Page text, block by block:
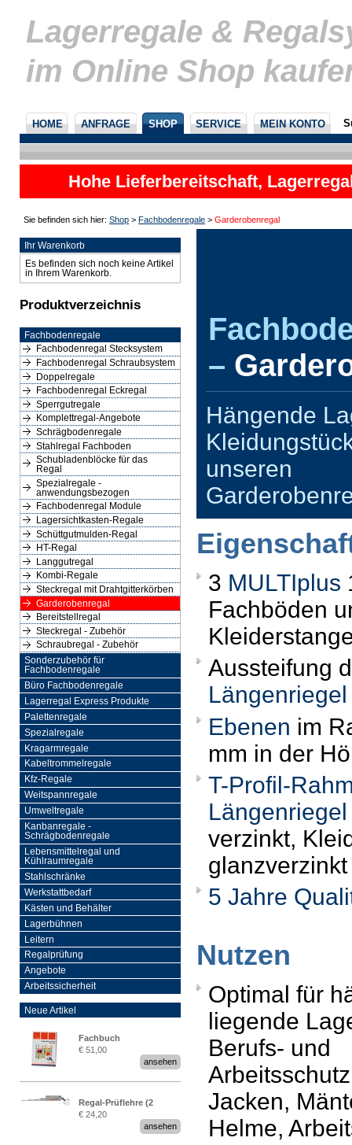
Lagerregale &
im Online Shop
HOME ANFRAGE SHOP SERVICE MEIN KONTO
Hohe Lieferbereitschaft,
Sie befinden sich hier: Shop > Fachbodenregale > Garderobenregal
Ihr Warenkorb
Es befinden sich noch keine Artikel
in Ihrem Warenkorb.
Produktverzeichnis
Fachbodenregale
Fachbodenregal Stecksystem
Fachbodenregal Schraubsystem
Doppelregale
Fachbodenregal Eckregal
Sperrgutregale
Komplettregal-Angebote
Schrägbodenregale
Stahlregal Fachboden
Schubladenblöcke für das
Regal
Spezialregale -
anwendungsbezogen
Fachbodenregal Module
Lagersichtkasten-Regale
Schüttgutmulden-Regal
HT-Regal
Langgutregal
Kombi-Regale
Steckregal mit Drahtgitterkörben
Garderobenregal
Bereitstellregal
Steckregal - Zubehör
Schraubregal - Zubehör
Sonderzubehör für
Fachbodenregale
Büro Fachbodenregale
Lagerregal Express Produkte
Palettenregale
Spezialregale
Kragarmregale
Kabeltrommelregale
Kfz-Regale
Weitspannregale
Umweltregale
Kanbanregale -
Schrägbodenregale
Lebensmittelregal und
Kühlraumregale
Stahlschränke
Werkstattbedarf
Kästen und Behälter
Lagerbühnen
Leitern
Regalprüfung
Angebote
Arbeitssicherheit
Neue Artikel
Fachbuch
„Regalprüfung nach DIN
€ 51,00
ansehen
Regal-Prüflehre (2
Stück)
€ 24,20
ansehen
–
Hängende
unseren
3 MULTIplus
Fachböden
Aussteifung
Längenriegel
Ebenen im
mm in der
T-Profil-
Längenriegel
verzinkt,
glanzverzinkt
5 Jahre
Nutzen
Optimal für
liegende
Berufs- und
Jacken,
Helme,